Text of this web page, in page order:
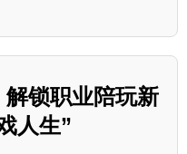
锁职业陪玩新
人生”